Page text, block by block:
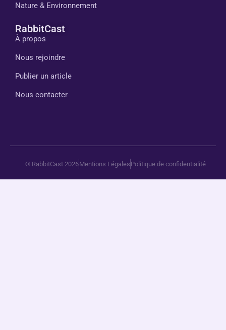
Nature & Environnement
RabbitCast
À propos
Nous rejoindre
Publier un article
Nous contacter
© RabbitCast 2026Mentions Légales Politique de confidentialité